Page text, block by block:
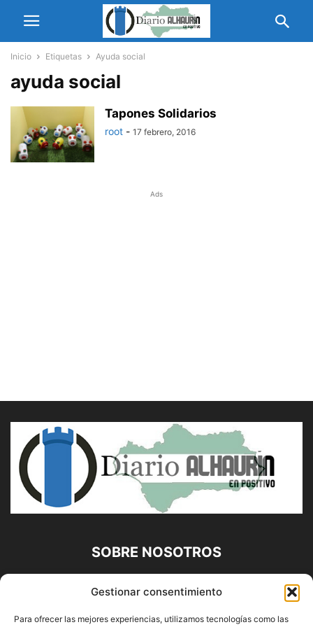
Gestionar consentimiento
Para ofrecer las mejores experiencias, utilizamos tecnologías como las
Inicio Etiquetas Ayuda social
ayuda social
Tapones Solidarios
root - 17 febrero, 2016
Ads
SOBRE NOSOTROS
Diario Alhaurín (www.alhaurindelatorre.com) Propiedad de
Francisco E. López López | 639 95 71 95 | Noticias de
Alhaurín de la Torre, Málaga y Provincia|